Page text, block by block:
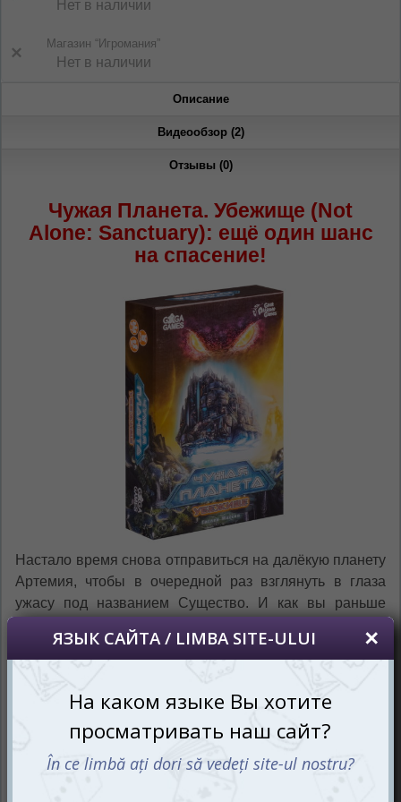
Нет в наличии
Магазин “Игромания”
Нет в наличии
Описание
Видеообзор (2)
Отзывы (0)
Чужая Планета. Убежище (Not
Alone: Sanctuary): ещё один шанс
на спасение!
Настало время снова отправиться на далёкую планету
Артемия, чтобы в очередной раз взглянуть в глаза
ужасу под названием Существо. И как вы раньше
сердца и дрожью во всех конечностях ждали
лет назад колонисты смогли успешно здесь обжиться и
даже соорудить спасительное убежище. «Доберёмся
до него, укрепим и непременно останемся живы» -
единогласное решение вселило надежду в сердца
Dacă doriți să schimbați limba site-ului, puteți